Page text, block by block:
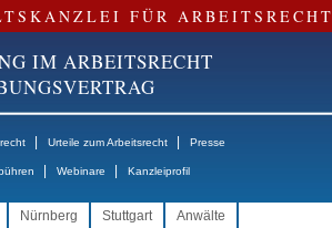
FÜR ARBEITSRECHT
IM ARBEITSRECHT
Urteile zum Arbeitsrecht Presse
Webinare Kanzleiprofil
Nürnberg Stuttgart Anwälte